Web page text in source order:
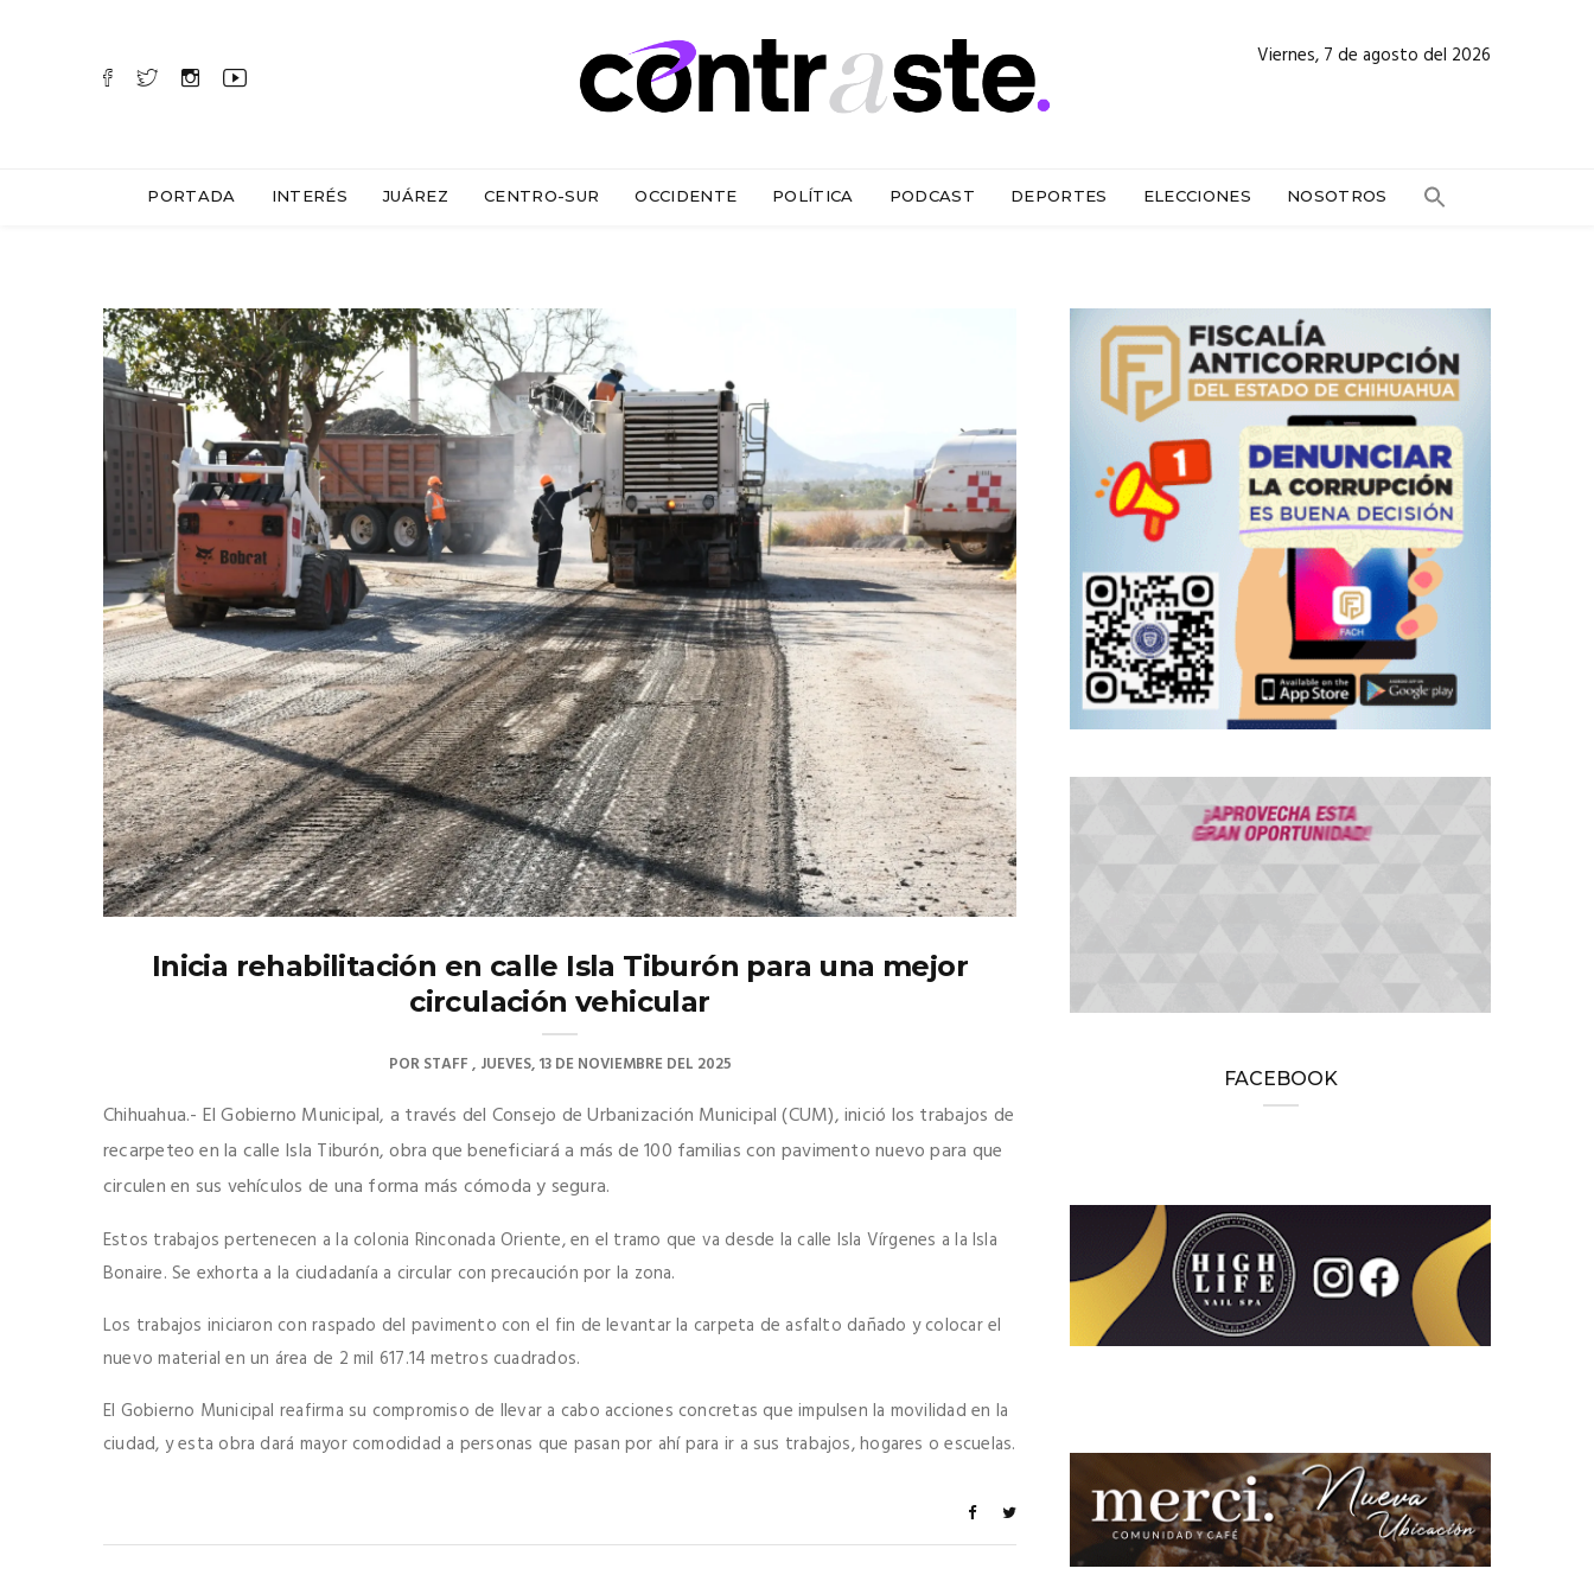
Viernes, 7 de agosto del 2026
PORTADA INTERÉS JUÁREZ CENTRO-SUR OCCIDENTE POLÍTICA PODCAST DEPORTES ELECCIONES NOSOTROS
Inicia rehabilitación en calle Isla Tiburón para una mejor
circulación vehicular
PORSTAFF JUEVES, 13 DE NOVIEMBRE DEL 2025
Chihuahua.- El Gobierno Municipal, a través del Consejo de Urbanización Municipal (CUM), inició los trabajos de
recarpeteo en la calle Isla Tiburón, obra que beneficiará a más de 100 familias con pavimento nuevo para que
circulen en sus vehículos de una forma más cómoda y segura.
Estos trabajos pertenecen a la colonia Rinconada Oriente, en el tramo que va desde la calle Isla Vírgenes a la Isla
Bonaire. Se exhorta a la ciudadanía a circular con precaución por la zona.
Los trabajos iniciaron con raspado del pavimento con el fin de levantar la carpeta de asfalto dañado y colocar el
nuevo material en un área de 2 mil 617.14 metros cuadrados.
El Gobierno Municipal reafirma su compromiso de llevar a cabo acciones concretas que impulsen la movilidad en la
ciudad, y esta obra dará mayor comodidad a personas que pasan por ahí para ir a sus trabajos, hogares o escuelas.
FACEBOOK